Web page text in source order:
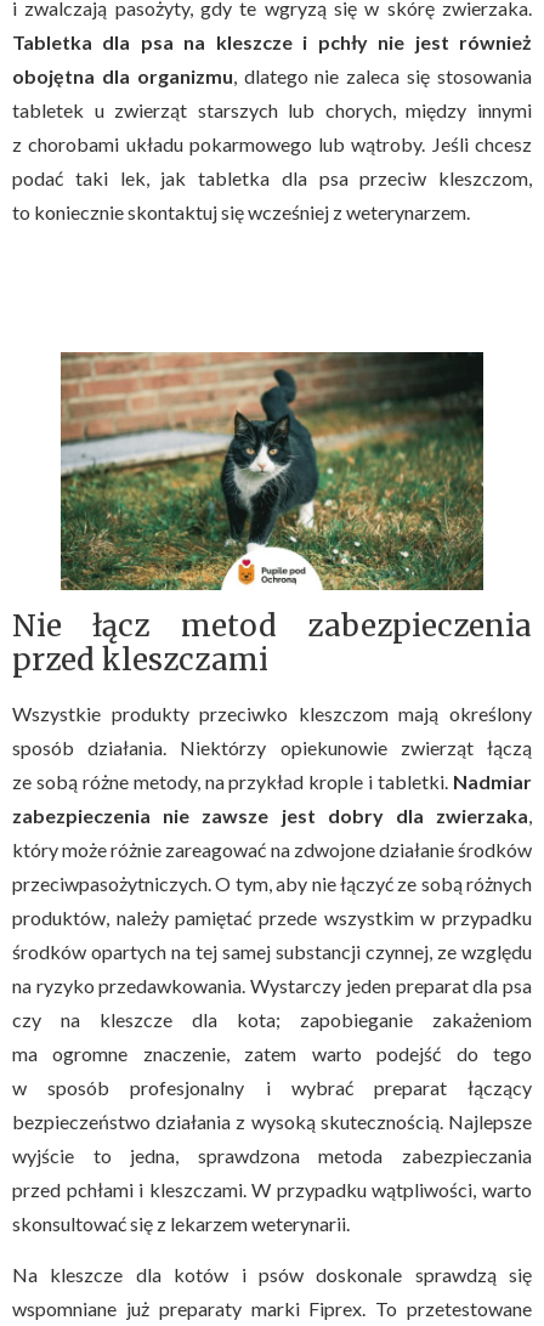
i zwalczają pasożyty, gdy te wgryzą się w skórę zwierzaka.
Tabletka dla psa na kleszcze i pchły nie jest również
obojętna dla organizmu, dlatego nie zaleca się stosowania
tabletek u zwierząt starszych lub chorych, między innymi
z chorobami układu pokarmowego lub wątroby. Jeśli chcesz
podać taki lek, jak tabletka dla psa przeciw kleszczom,
to koniecznie skontaktuj się wcześniej z weterynarzem.
Nie łącz metod zabezpieczenia
przed kleszczami
Wszystkie produkty przeciwko kleszczom mają określony
sposób działania. Niektórzy opiekunowie zwierząt łączą
ze sobą różne metody, na przykład krople i tabletki. Nadmiar
zabezpieczenia nie zawsze jest dobry dla zwierzaka
który może różnie zareagować na zdwojone działanie środków
przeciwpasożytniczych. O tym, aby nie łączyć ze sobą różnych
produktów, należy pamiętać przede wszystkim w przypadku
środków opartych na tej samej substancji czynnej, ze względu
na ryzyko przedawkowania. Wystarczy jeden preparat dla psa
czy na kleszcze dla kota; zapobieganie zakażeniom
ma ogromne znaczenie, zatem warto podejść do tego
w sposób profesjonalny i wybrać preparat łączący
bezpieczeństwo działania z wysoką skutecznością. Najlepsze
wyjście to jedna, sprawdzona metoda zabezpieczania
przed pchłami i kleszczami. W przypadku wątpliwości, warto
skonsultować się z lekarzem weterynarii.
Na kleszcze dla kotów i psów doskonale sprawdzą się
wspomniane już preparaty marki Fiprex. To przetestowane